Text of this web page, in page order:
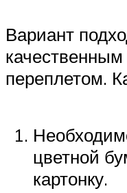
Вариант
переплетом.
цветной
картонку.